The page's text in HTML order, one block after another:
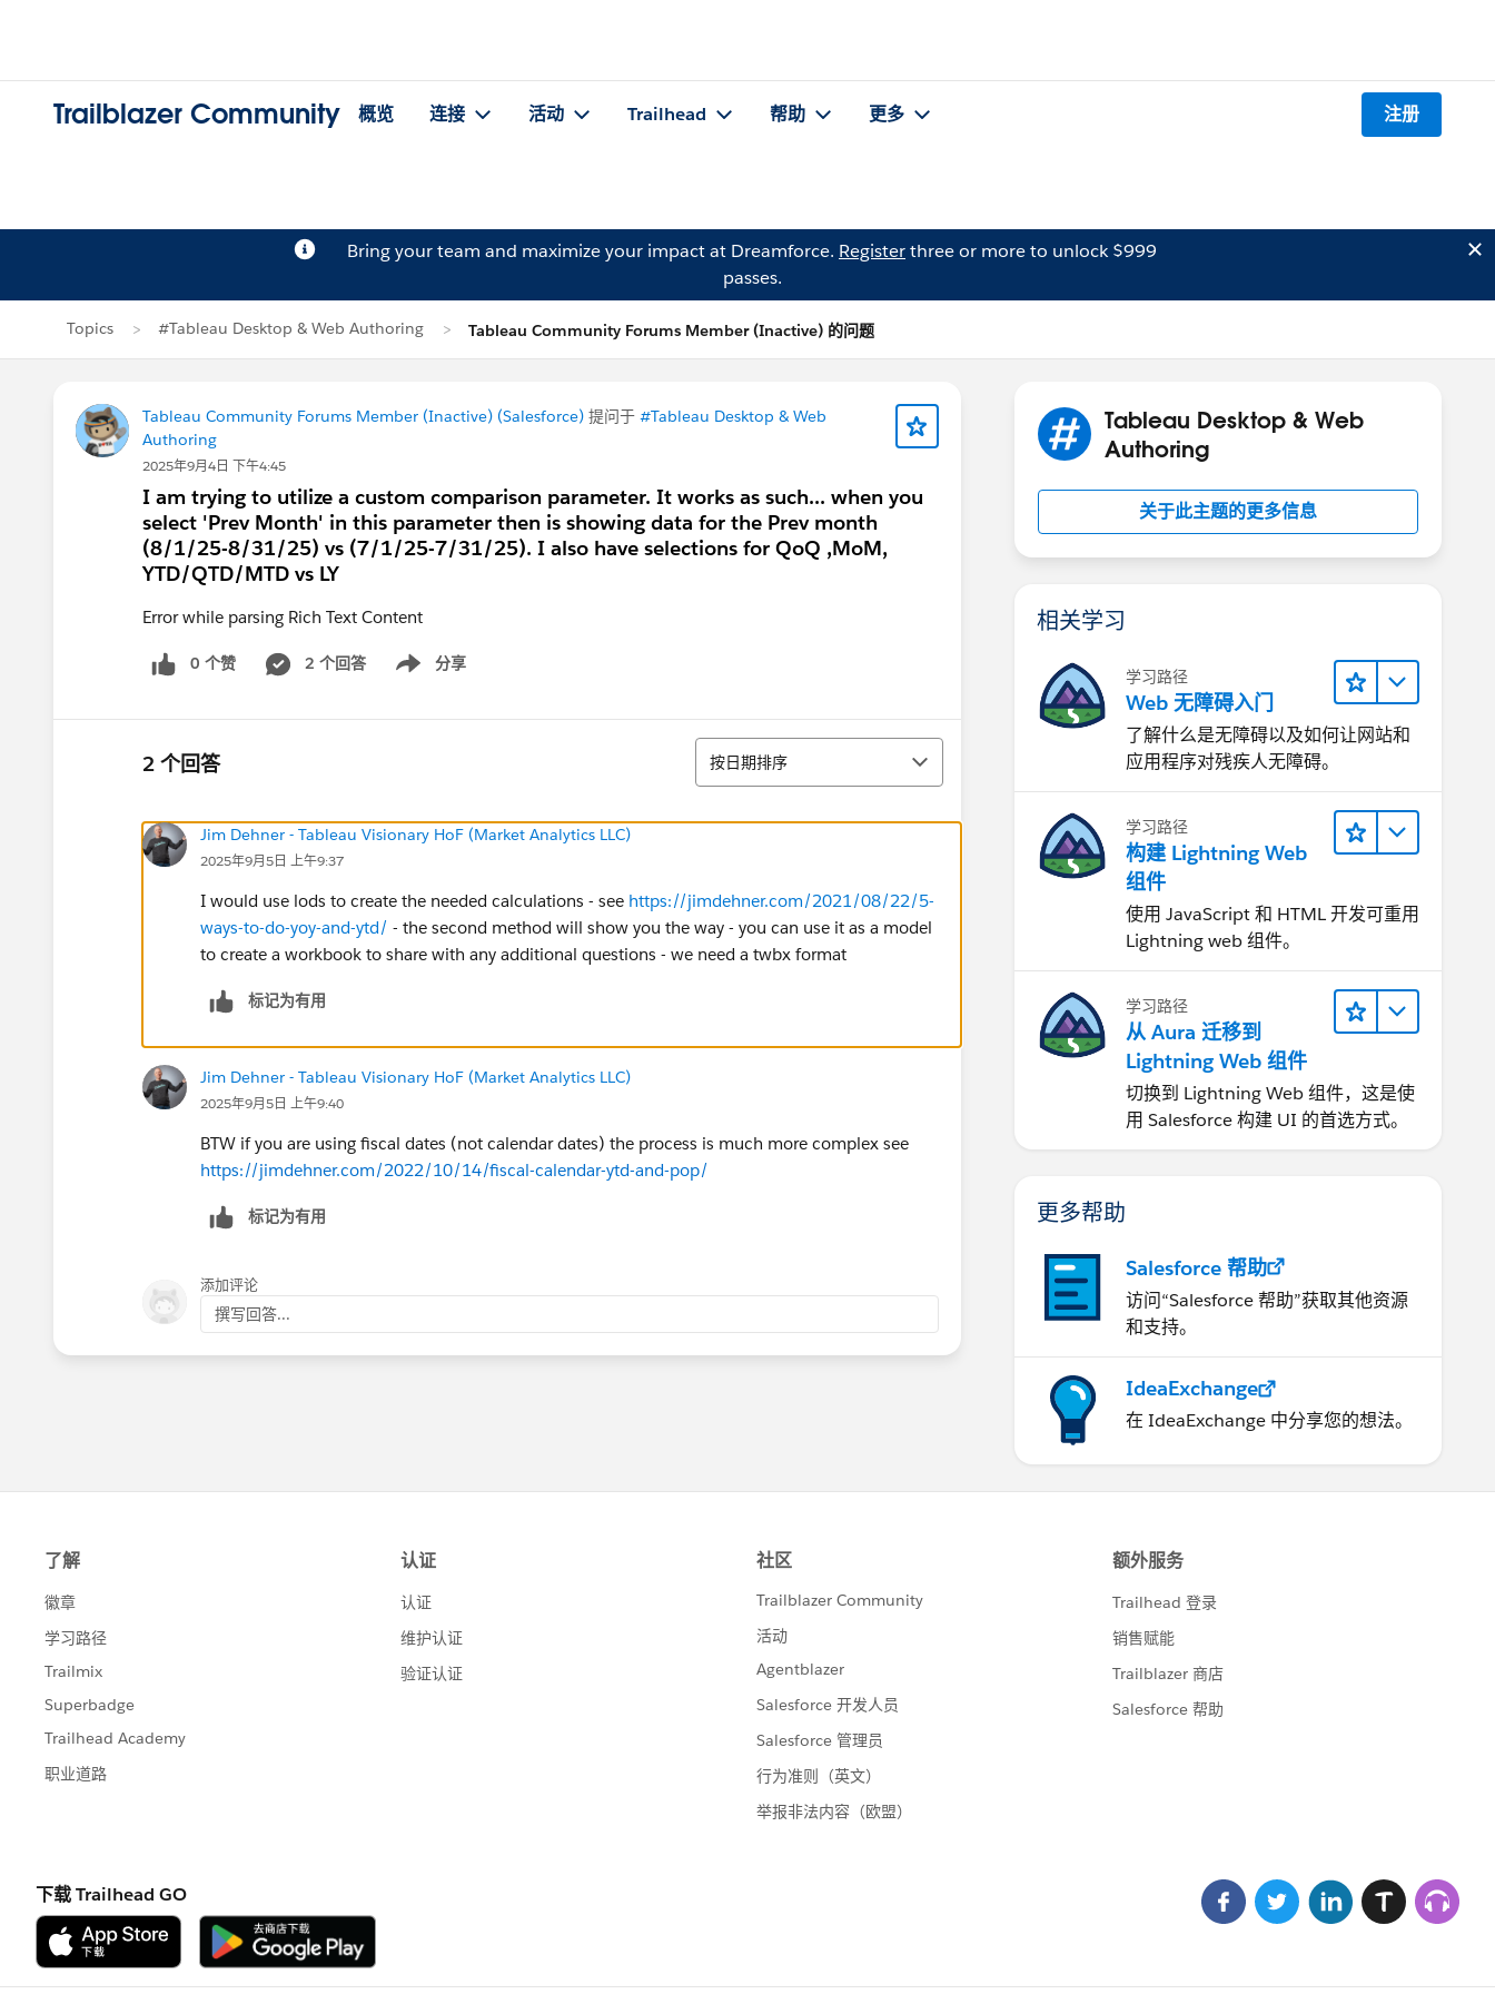
Trailblazer Community 概览 连接 活动 Trailhead 帮助 更多 注册
Bring your team and maximize your impact at Dreamforce. Registerthree or more to unlock $999
passes.
Topics #Tableau Desktop & Web Authoring Tableau Community Forums Member (Inactive) 的问题
Tableau Community Forums Member (Inactive) (Salesforce) 提问于 #Tableau Desktop & Web
Authoring
2025年9月4日 下午4:45
I am trying to utilize a custom comparison parameter. It works as such... when you
select 'Prev Month' in this parameter then is showing data for the Prev month
(8/1/25-8/31/25) vs (7/1/25-7/31/25). I also have selections for QoQ ,MoM,
YTD/QTD/MTD vs LY
Error while parsing Rich Text Content
0 个赞 2 个回答 分享
Show menu
2 个回答 排序
按日期排序
Jim Dehner - Tableau Visionary HoF (Market Analytics LLC)
2025年9月5日 上午9:37
I would use lods to create the needed calculations - see https://jimdehner.com/2021/08/22/5-
ways-to-do-yoy-and-ytd/ - the second method will show you the way - you can use it as a model
to create a workbook to share with any additional questions - we need a twbx format
标记为有用
Jim Dehner - Tableau Visionary HoF (Market Analytics LLC)
2025年9月5日 上午9:40
BTW if you are using fiscal dates (not calendar dates) the process is much more complex see
https://jimdehner.com/2022/10/14/fiscal-calendar-ytd-and-pop/
标记为有用
添加评论
撰写回答...
Tableau Desktop & Web
Authoring
关于此主题的更多信息
相关学习
学习路径
Web 无障碍入门
了解什么是无障碍以及如何让网站和
应用程序对残疾人无障碍。
学习路径
构建 Lightning Web
组件
使用 JavaScript 和 HTML 开发可重用
Lightning web 组件。
学习路径
从 Aura 迁移到
Lightning Web 组件
切换到 Lightning Web 组件，这是使
用 Salesforce 构建 UI 的首选方式。
更多帮助
Salesforce 帮助
访问“Salesforce 帮助”获取其他资源
和支持。
IdeaExchange
在 IdeaExchange 中分享您的想法。